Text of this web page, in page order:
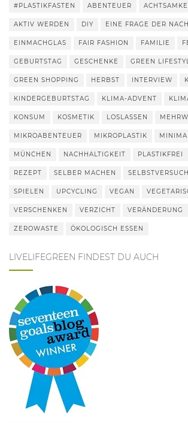
#PLASTIKFASTEN ABENTEUER
AKTIV WERDEN DIY EINE FRAGE DER
EINMACHGLAS FAIR FASHION FAMILIE
GEBURTSTAG GESCHENKE GREEN
GREEN SHOPPING HERBST INTERVIEW
KINDERGEBURTSTAG KLIMA-ADVENT
KONSUM KOSMETIK LOSLASSEN
MIKROABENTEUER MIKROPLASTIK
MÜNCHEN NACHHALTIGKEIT PLASTIKFREI
REZEPT SELBER MACHEN SELBSTVERSUCH
SPIELEN UPCYCLING VEGAN
VERSCHENKEN VERZICHT VERÄNDERUNG
ZEROWASTE ÖKOLOGISCH ESSEN
LIVELIFEGREEN FINDEST DU AUCH